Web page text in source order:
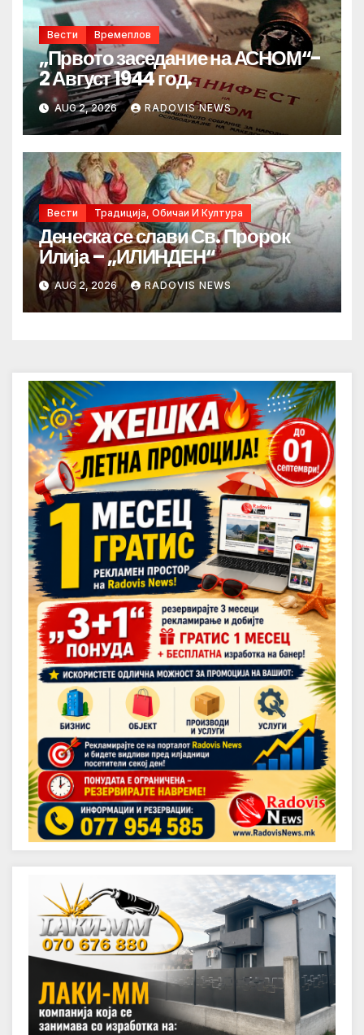
Вести Времеплов
„Првото заседание на АСНОМ“-
2 Август 1944 год.
AUG 2, 2026 RADOVIS NEWS
Вести Традиција, Обичаи И Култура
Денеска се слави Св. Пророк
Илија – „ИЛИНДЕН“
AUG 2, 2026 RADOVIS NEWS